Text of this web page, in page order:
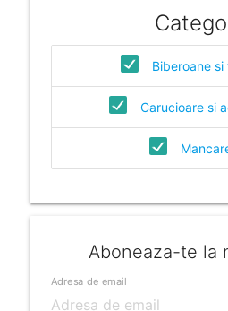
Biberoane
Carucioare si
Aboneaza-te la
Adresa de email